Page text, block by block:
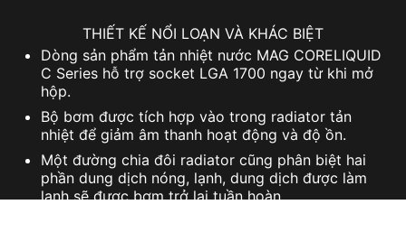
THIẾT KẾ NỔI LOẠN VÀ KHÁC BIỆT
Dòng sản phẩm tản nhiệt nước MAG CORELIQUID
C Series hỗ trợ socket LGA 1700 ngay từ khi mở
hộp.
Bộ bơm được tích hợp vào trong radiator tản
nhiệt để giảm âm thanh hoạt động và độ ồn.
Một đường chia đôi radiator cũng phân biệt hai
phần dung dịch nóng, lạnh, dung dịch được làm
lạnh sẽ được bơm trở lại tuần hoàn.